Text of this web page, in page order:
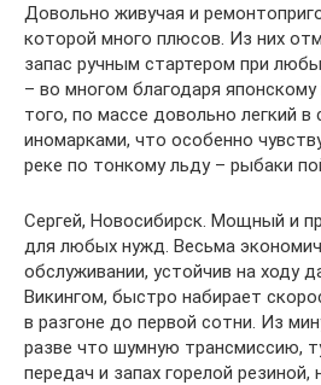
Довольно живучая и
которой много плюсов. Из них
запас ручным стартером при
– во многом благодаря
того, по массе довольно легкий в
иномарками, что особенно
реке по тонкому льду – рыбаки
Сергей, Новосибирск. Мощный и
для любых нужд. Весьма
обслуживании, устойчив на ходу
Викингом, быстро набирает
в разгоне до первой сотни. Из
разве что шумную трансмиссию,
передач и запах горелой